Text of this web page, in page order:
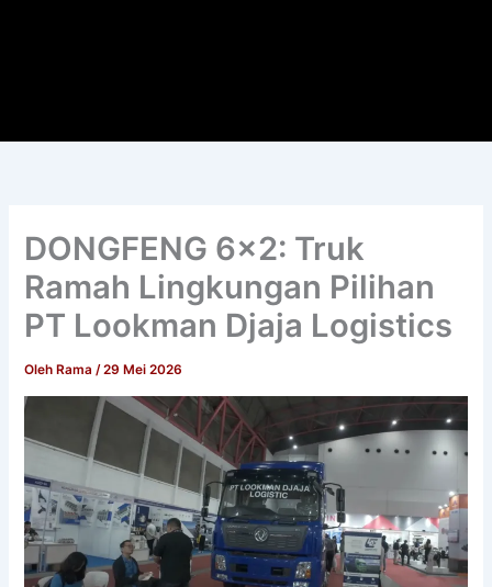
DONGFENG 6×2: Truk
Ramah Lingkungan Pilihan
PT Lookman Djaja Logistics
Oleh Rama/29 Mei 2026